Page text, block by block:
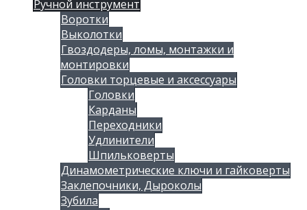
Ручной инструмент
Воротки
Выколотки
Гвоздодеры, ломы, монтажки и
монтировки
Головки торцевые и аксессуары
Головки
Карданы
Переходники
Удлинители
Шпильковерты
Динамометрические ключи и гайковерты
Заклепочники, Дыроколы
Зубила